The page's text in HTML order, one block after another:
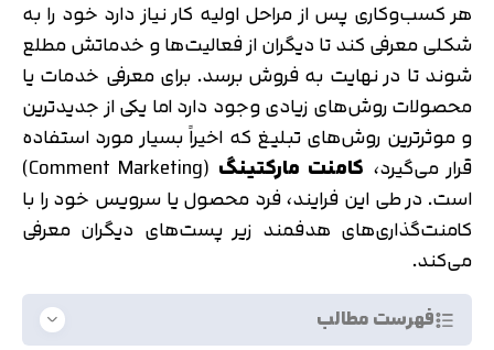
هر کسب‌وکاری پس از مراحل اولیه کار نیاز دارد خود را به
شکلی معرفی کند تا دیگران از فعالیت‌ها و خدماتش مطلع
شوند تا در نهایت به فروش برسد. برای معرفی خدمات یا
محصولات روش‌های زیادی وجود دارد اما یکی از جدیدترین
و موثرترین روش‌های تبلیغ که اخیراً بسیار مورد استفاده
قرار می‌گیرد، کامنت مارکتینگ
(Comment Marketing)
است. در طی این فرایند، فرد محصول یا سرویس خود را با
کامنت‌گذاری‌های هدفمند زیر پست‌های دیگران معرفی
می‌کند.
فهرست مطالب